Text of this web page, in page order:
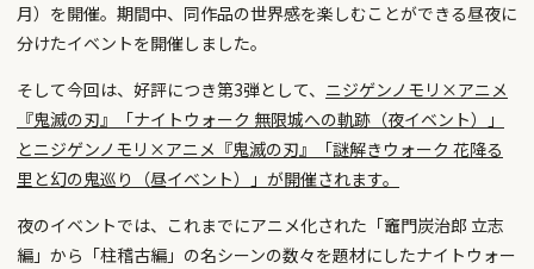
月）を開催。期間中、同作品の世界感を楽しむことができる昼夜に
分けたイベントを開催しました。
そして今回は、好評につき第3弾として、 ニジゲンノモリ×アニメ
『鬼滅の刃』「ナイトウォーク 無限城への軌跡（夜イベント）」
とニジゲンノモリ×アニメ『鬼滅の刃』「謎解きウォーク 花降る
里と幻の鬼巡り（昼イベント）」が開催されます。
夜のイベントでは、これまでにアニメ化された「竈門炭治郎 立志
編」から「柱稽古編」の名シーンの数々を題材にしたナイトウォー